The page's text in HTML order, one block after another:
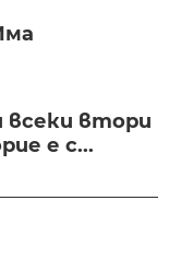
втори
е с...